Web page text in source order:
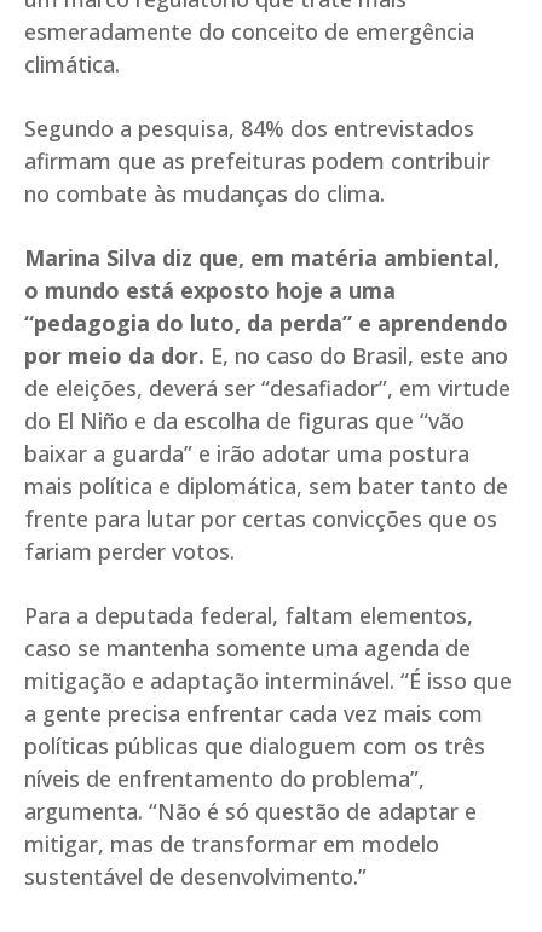
esmeradamente do conceito de emergência
climática.
Segundo a pesquisa, 84% dos entrevistados
afirmam que as prefeituras podem contribuir
no combate às mudanças do clima.
Marina Silva diz que, em matéria ambiental,
o mundo está exposto hoje a uma
“pedagogia do luto, da perda” e aprendendo
por meio da dor. E, no caso do Brasil, este ano
de eleições, deverá ser “desafiador”, em virtude
do El Niño e da escolha de figuras que “vão
baixar a guarda” e irão adotar uma postura
mais política e diplomática, sem bater tanto de
frente para lutar por certas convicções que os
fariam perder votos.
Para a deputada federal, faltam elementos,
caso se mantenha somente uma agenda de
mitigação e adaptação interminável. “É isso que
a gente precisa enfrentar cada vez mais com
políticas públicas que dialoguem com os três
níveis de enfrentamento do problema”,
argumenta. “Não é só questão de adaptar e
mitigar, mas de transformar em modelo
sustentável de desenvolvimento.”